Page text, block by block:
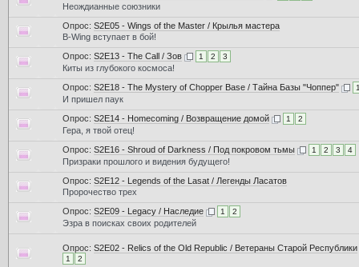
Неождианные союзники
Опрос: S2E05 - Wings of the Master / Крылья мастера
B-Wing вступает в бой!
Опрос: S2E13 - The Call / Зов 1 2 3
Киты из глубокого космоса!
Опрос: S2E18 - The Mystery of Chopper Base / Тайна Базы "Чоппер"
И пришел паук
Опрос: S2E14 - Homecoming / Возвращение домой 1 2
Гера, я твой отец!
Опрос: S2E16 - Shroud of Darkness / Под покровом тьмы 1 2 3 4
Призраки прошлого и видения будущего!
Опрос: S2E12 - Legends of the Lasat / Легенды Ласатов
Пророчество трех
Опрос: S2E09 - Legacy / Наследие 1 2
Эзра в поисках своих родителей
Опрос: S2E02 - Relics of the Old Republic / Ветераны Старой Республики
1 2